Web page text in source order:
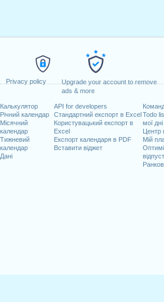
Privacy policy
Upgrade your account to remove
ads & more
Калькулятор
Річний календар
Місячний
календар
Тижневий
календар
Дані
API for developers
Стандартний експорт в Excel
Користувацький експорт в
Excel
Експорт календаря в PDF
Вставити віджет
Todo
мої
Центр
Мій
1 серпень, 2023
2023
на вихідні